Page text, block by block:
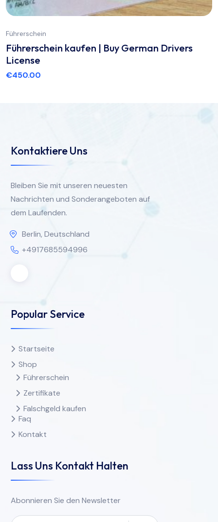
Führerschein
Führerschein kaufen | Buy German Drivers
License
€450.00
Kontaktiere Uns
Bleiben Sie mit unseren neuesten
Nachrichten und Sonderangeboten auf
dem Laufenden.
Berlin, Deutschland
+4917685594996
Popular Service
Startseite
Shop
Führerschein
Zertifikate
Falschgeld kaufen
Faq
Kontakt
Lass Uns Kontakt Halten
Abonnieren Sie den Newsletter